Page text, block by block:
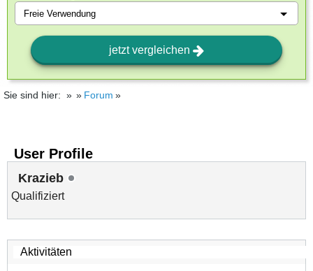
jetzt vergleichen
Sie sind hier: Forum
User Profile
Krazieb
Qualifiziert